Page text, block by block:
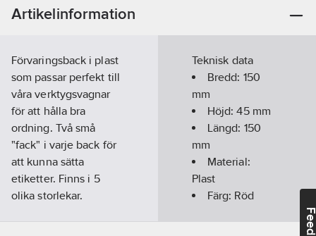
Artikelinformation
Förvaringsback i plast
som passar perfekt till
våra verktygsvagnar
för att hålla bra
ordning. Två små
"fack" i varje back för
att kunna sätta
etiketter. Finns i 5
olika storlekar.
Teknisk data
Bredd: 150
mm
Höjd:45mm
Längd: 150
mm
Material:
Plast
Färg: Röd